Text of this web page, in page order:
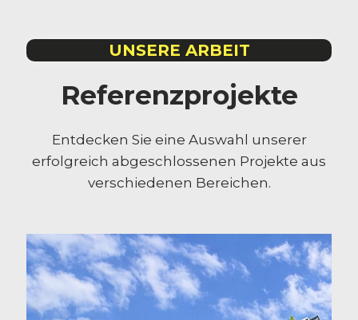
UNSERE ARBEIT
Referenzprojekte
Entdecken Sie eine Auswahl unserer
erfolgreich abgeschlossenen Projekte aus
verschiedenen Bereichen.